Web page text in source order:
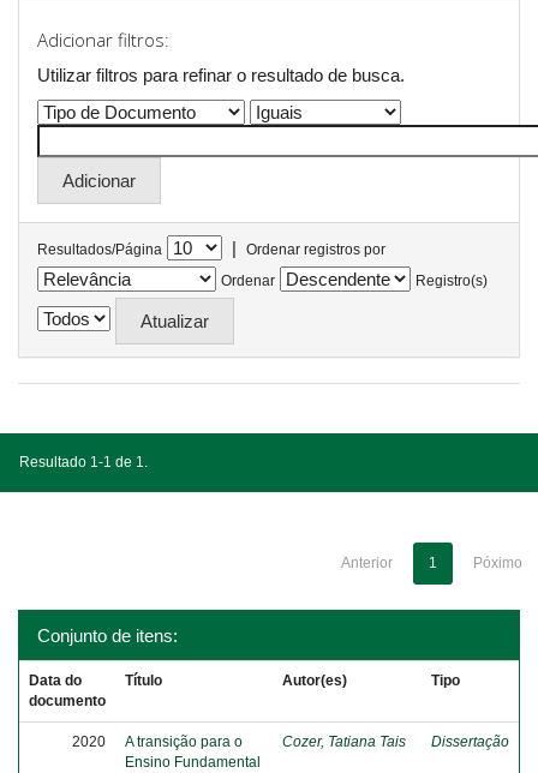
Adicionar filtros:
Utilizar filtros para refinar o resultado de busca.
Resultados/Página |
Ordenar registros por
Ordenar
Registro(s)
Resultado 1-1 de 1.
Anterior 1 Póximo
Conjunto de itens:
Data do
documento
Título Autor(es) Tipo
2020
A transição para o
Ensino Fundamental
Cozer, Tatiana Tais Dissertação